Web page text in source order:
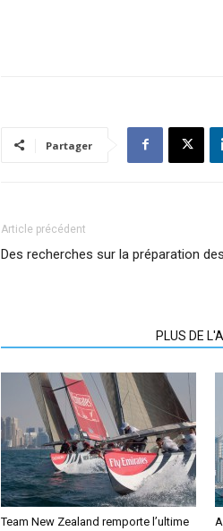
Partager
Article précédent
Des recherches sur la préparation
PLUS DE
Team New Zealand remporte l’ultime